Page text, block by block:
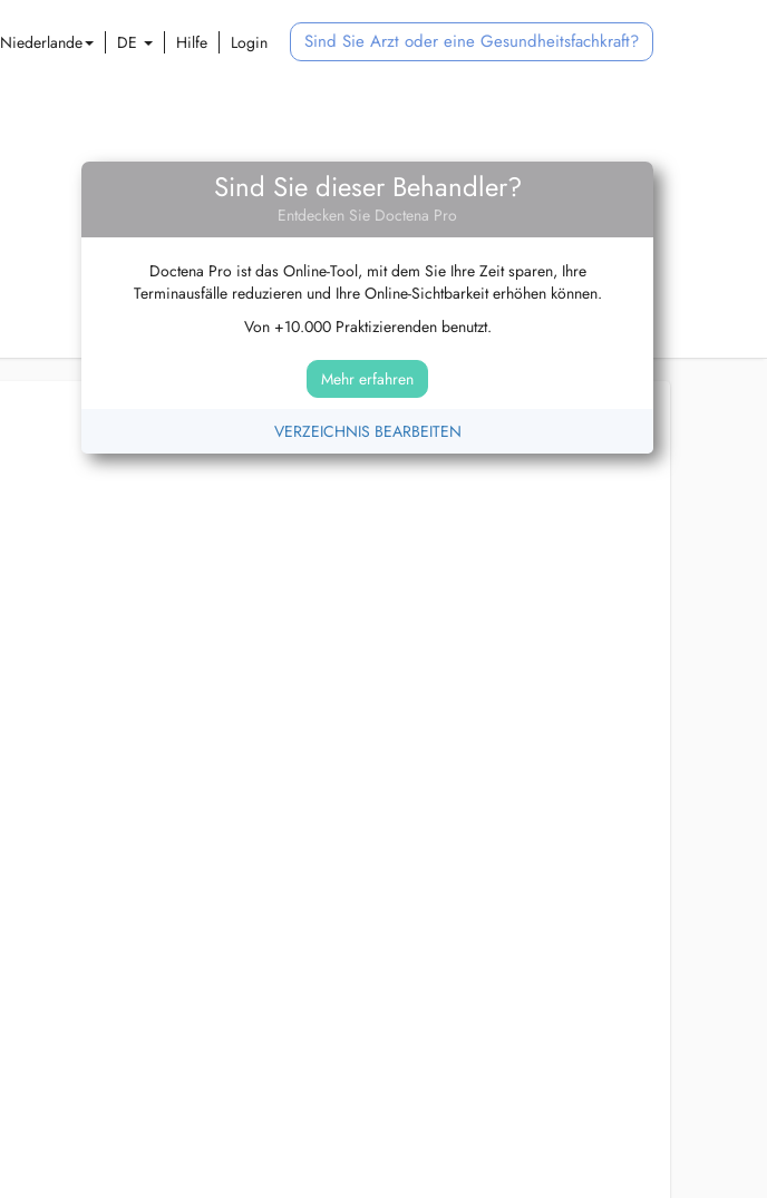
Niederlande DE Hilfe Login Sind Sie Arzt oder eine Gesundheitsfachkraft?
Sind Sie dieser Behandler?
Entdecken Sie Doctena Pro
Doctena Pro ist das Online-Tool, mit dem Sie Ihre Zeit sparen, Ihre
Terminausfälle reduzieren und Ihre Online-Sichtbarkeit erhöhen können.
Von +10.000 Praktizierenden benutzt.
Mehr erfahren
VERZEICHNIS BEARBEITEN